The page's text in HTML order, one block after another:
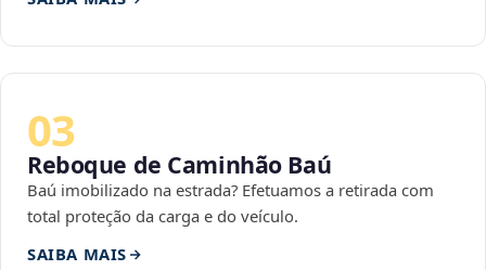
03
Reboque de Caminhão Baú
Baú imobilizado na estrada? Efetuamos a retirada com
total proteção da carga e do veículo.
SAIBA MAIS